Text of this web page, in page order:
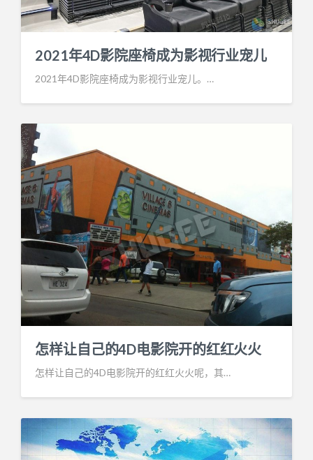
2021年4D影院座椅成为影视行业宠儿
2021年4D影院座椅成为影视行业宠儿。…
怎样让自己的4D电影院开的红红火火
怎样让自己的4D电影院开的红红火火呢，其…